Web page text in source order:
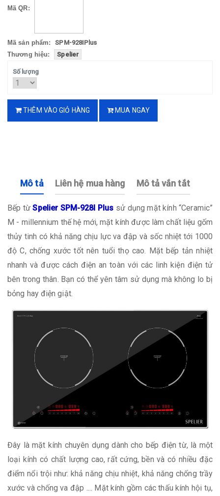
Mã QR:
Mã sản phẩm:
SPM-928IPlus
Thương hiệu:
Spelier
Số lượng
THÊM VÀO GIỎ HÀNG MUA NGAY
Mô tả Liên hệ mua hàng Mô tả vắn tắt
Bếp từSpelier SPM-928I Plus sử dụng mặt kính “Ceramic”
M - millennium thế hệ mới, mặt kính được làm chất liệu gốm
thủy tinh có khả năng chịu lực va đập và sốc nhiệt tới 1000
độ C, chống xước tốt nên tuổi thọ cao. Mặt bếp tản nhiệt
nhanh và được cách điện an toàn với các linh kiện điện tử
bên trong thân. Bạn có thể yên tâm sử dụng mà không lo bị
bỏng hay điện giật.
Đây là mặt kính chuyên dụng dành cho bếp điện từ, là một
loại kính có chất lượng cao, rất cứng, bền và có nhiều đặc
điểm nổi trội như: khả năng chịu nhiệt, khả năng chống trầy
xước và chống va đập .... Mặt kính gồm các thấu kính hội tụ,